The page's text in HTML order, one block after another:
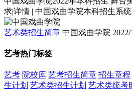
求|详情 | 中国戏曲学院本科招生系统
艺术类招生简章 中国戏曲学院 2022/
艺考热门标签
艺考 院校库 艺考招生简章 招生章程
生计划 艺术类招生计划 艺术类统考